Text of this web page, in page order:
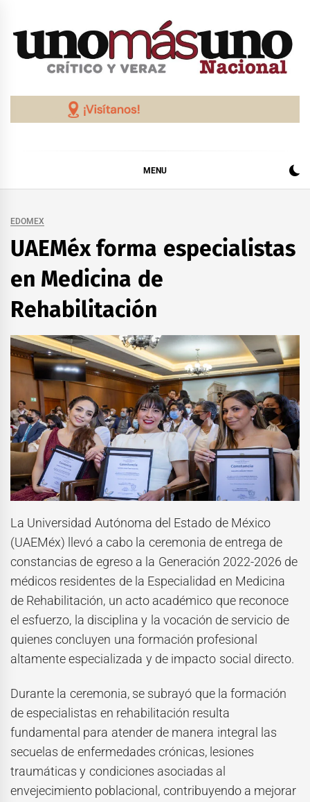
MENU
EDOMEX
UAEMéx forma especialistas
en Medicina de
Rehabilitación
La Universidad Autónoma del Estado de México
(UAEMéx) llevó a cabo la ceremonia de entrega de
constancias de egreso a la Generación 2022-2026 de
médicos residentes de la Especialidad en Medicina
de Rehabilitación, un acto académico que reconoce
el esfuerzo, la disciplina y la vocación de servicio de
quienes concluyen una formación profesional
altamente especializada y de impacto social directo.
Durante la ceremonia, se subrayó que la formación
de especialistas en rehabilitación resulta
fundamental para atender de manera integral las
secuelas de enfermedades crónicas, lesiones
traumáticas y condiciones asociadas al
envejecimiento poblacional, contribuyendo a mejorar